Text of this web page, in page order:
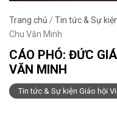
Trang chủ / Tin tức & Sự
Chu Văn Minh
CÁO PHÓ: ĐỨC
VĂN MINH
Tin tức & Sự kiện Giáo hội